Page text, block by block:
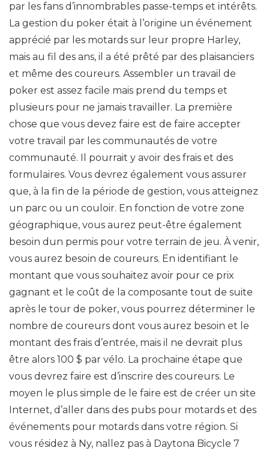
par les fans d’innombrables passe-temps et intérêts.
La gestion du poker était à l’origine un événement
apprécié par les motards sur leur propre Harley,
mais au fil des ans, il a été prêté par des plaisanciers
et même des coureurs. Assembler un travail de
poker est assez facile mais prend du temps et
plusieurs pour ne jamais travailler. La première
chose que vous devez faire est de faire accepter
votre travail par les communautés de votre
communauté. Il pourrait y avoir des frais et des
formulaires. Vous devrez également vous assurer
que, à la fin de la période de gestion, vous atteignez
un parc ou un couloir. En fonction de votre zone
géographique, vous aurez peut-être également
besoin dun permis pour votre terrain de jeu. À venir,
vous aurez besoin de coureurs. En identifiant le
montant que vous souhaitez avoir pour ce prix
gagnant et le coût de la composante tout de suite
après le tour de poker, vous pourrez déterminer le
nombre de coureurs dont vous aurez besoin et le
montant des frais d’entrée, mais il ne devrait plus
être alors 100 $ par vélo. La prochaine étape que
vous devrez faire est d’inscrire des coureurs. Le
moyen le plus simple de le faire est de créer un site
Internet, d’aller dans des pubs pour motards et des
événements pour motards dans votre région. Si
vous résidez à Ny, nallez pas à Daytona Bicycle 7